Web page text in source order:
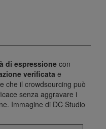
di espressione con
verificata e
che il crowdsourcing può
senza aggravare i
Immagine di DC Studio